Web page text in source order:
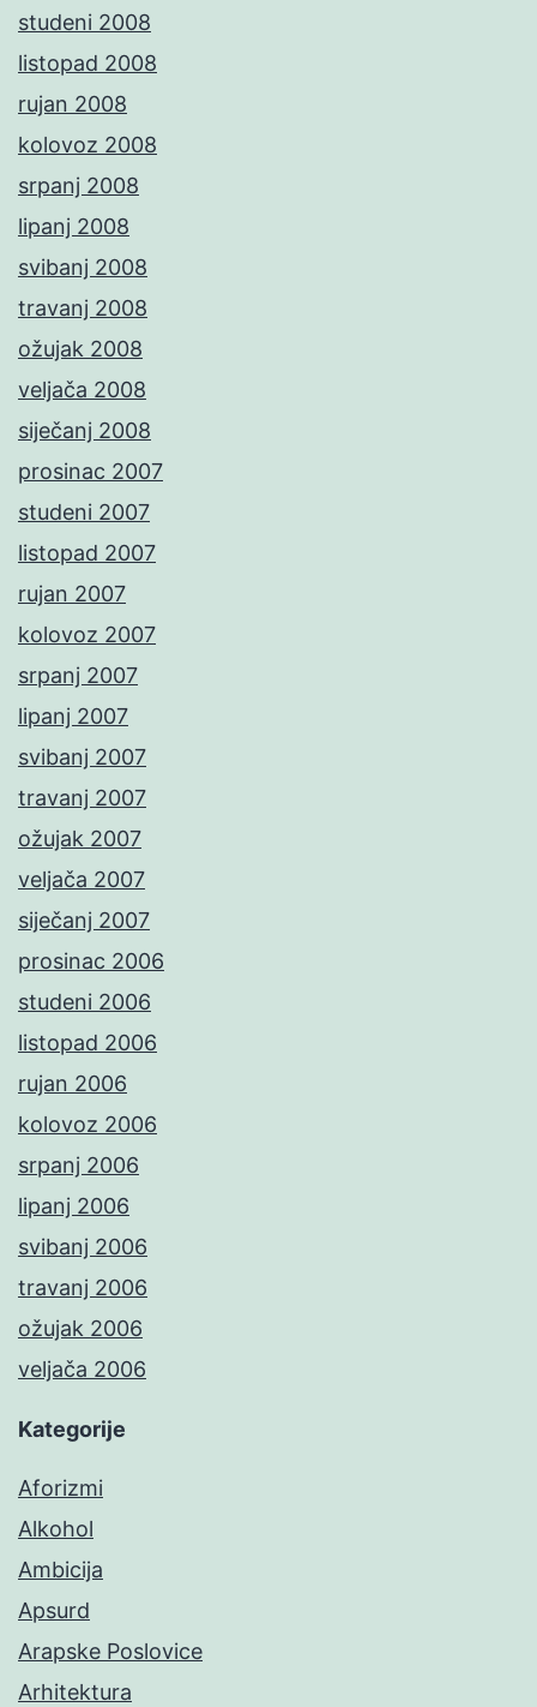
studeni 2008
listopad 2008
rujan 2008
kolovoz 2008
srpanj 2008
lipanj 2008
svibanj 2008
travanj 2008
ožujak 2008
veljača 2008
siječanj 2008
prosinac 2007
studeni 2007
listopad 2007
rujan 2007
kolovoz 2007
srpanj 2007
lipanj 2007
svibanj 2007
travanj 2007
ožujak 2007
veljača 2007
siječanj 2007
prosinac 2006
studeni 2006
listopad 2006
rujan 2006
kolovoz 2006
srpanj 2006
lipanj 2006
svibanj 2006
travanj 2006
ožujak 2006
veljača 2006
Kategorije
Aforizmi
Alkohol
Ambicija
Apsurd
Arapske Poslovice
Arhitektura